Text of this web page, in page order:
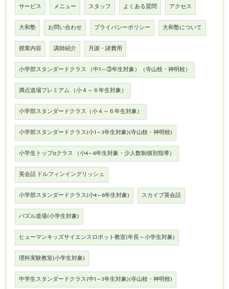
サービス メニュー スタッフ よくある質問 アクセス
大和塾 お問い合わせ プライバシーポリシー 大和塾について
授業内容 講師紹介 月謝・諸費用
小学部スタンダードクラス （中1～③年生対象）（寺山校・神明校）
満点道場プレミアム （小４～６年生対象）
小学部スタンダードクラス（小４～６年生対象）
小学部スタンダードクラス(小1～3年生対象)(寺山校・神明校)
小学生トップαクラス （小4～6年生対象・少人数制個別指導）
英会話 ドルフィンイングリッシュ
小学部スタンダードクラス(小4～6年生対象) スカイプ英会話
パズル道場(小学生対象)
ヒューマンキッズサイエンスロボット教室(年長～小学生対象)
理科実験教室(小学生対象)
中学生スタンダードクラス(中1～3年生対象)(寺山校・神明校)